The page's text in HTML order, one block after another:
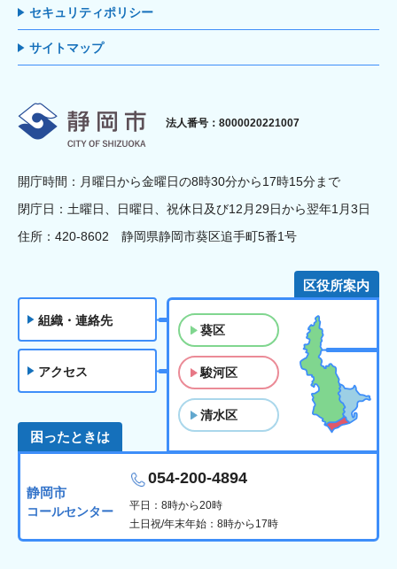
セキュリティポリシー
サイトマップ
静岡市
法人番号：8000020221007
開庁時間：月曜日から金曜日の8時30分から17時15分まで
閉庁日：土曜日、日曜日、祝休日及び12月29日から翌年1月3日
住所：420-8602 静岡県静岡市葵区追手町5番1号
組織・連絡先
アクセス
区役所案内
葵区
駿河区
清水区
困ったときは
静岡市
コールセンター
054-200-4894
平日：8時から20時
土日祝/年末年始：8時から17時